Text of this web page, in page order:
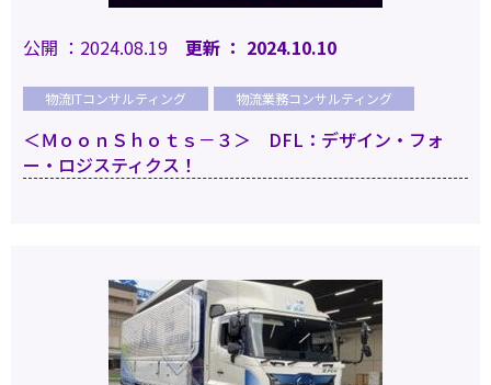
公開 ：2024.08.19 更新 ： 2024.10.10
物流ITコンサルティング 物流業務コンサルティング
＜ＭｏｏｎＳｈｏｔｓ－３＞ DFL：デザイン・フォ
ー・ロジスティクス！